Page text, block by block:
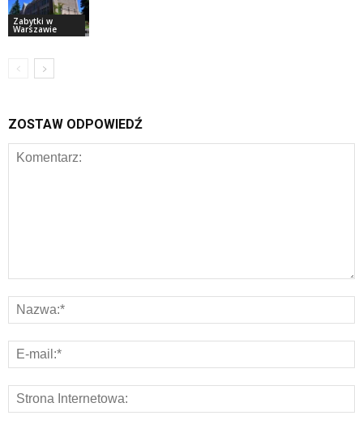
Zabytki w
Warszawie
ZOSTAW ODPOWIEDŹ